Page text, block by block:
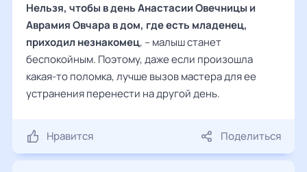
Нельзя, чтобы в день Анастасии Овечницы и
Аврамия Овчара в дом, где есть младенец,
приходил незнакомец, – малыш станет
беспокойным. Поэтому, даже если произошла
какая-то поломка, лучше вызов мастера для ее
устранения перенести на другой день.
Нравится Поделиться